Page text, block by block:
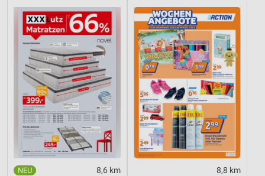
8,6 km 8,8 km